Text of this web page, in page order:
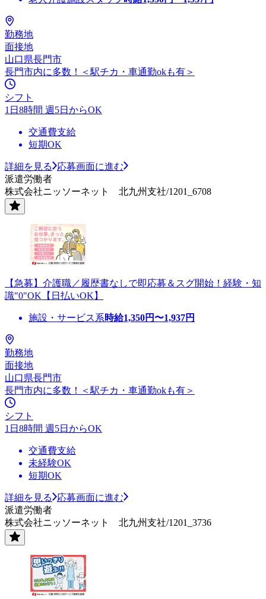
勤務地
面接地
山口県長門市
長門市内に多数！＜駅チカ・車通勤okも有＞
シフト
1日8時間 週5日からOK
交通費支給
短期OK
詳細を見る
応募画面に進む
派遣労働者
株式会社ニッソーネット 北九州支社/1201_6708
【急募】介護職／履歴書なしで即応募＆スグ開始！経験・知
識"0"OK【日払いOK】
施設・サービス系時給1,350円〜1,937円
勤務地
面接地
山口県長門市
長門市内に多数！＜駅チカ・車通勤okも有＞
シフト
1日8時間 週5日からOK
交通費支給
未経験OK
短期OK
詳細を見る
応募画面に進む
派遣労働者
株式会社ニッソーネット 北九州支社/1201_3736